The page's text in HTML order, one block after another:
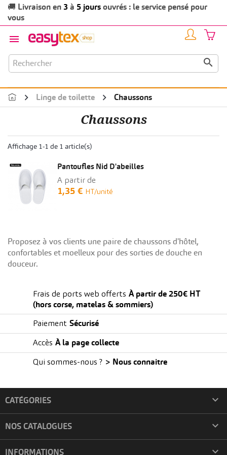
🚚 Livraison en 3 à 5 joursouvrés : le service pensé pour
vous


Linge de toilette Chaussons
Chaussons
Affichage 1-1 de 1 article(s)
Pantoufles Nid D'abeilles
A partir de
1,35 € HT/unité
Proposez à vos clients une paire de chaussons d'hôtel,
confortables et moelleux pour des sorties de douche en
douceur.
Frais de ports web offerts À partir de 250€ HT
(hors corse, matelas & sommiers)
Paiement Sécurisé
Accès À la page collecte
Qui sommes-nous ? > Nous connaitre
CATÉGORIES 
NOS CATALOGUES 
INFORMATIONS 